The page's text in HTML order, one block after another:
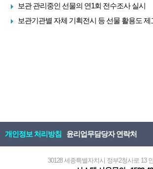
보관 관리중인 선물의 연1회 전수조사 실시
보관기관별 자체 기획전시 등 선물 활용도 제
개인정보 처리방침 윤리업무담당자 연락처
30128 세종특별자치시 정부2청사로 13